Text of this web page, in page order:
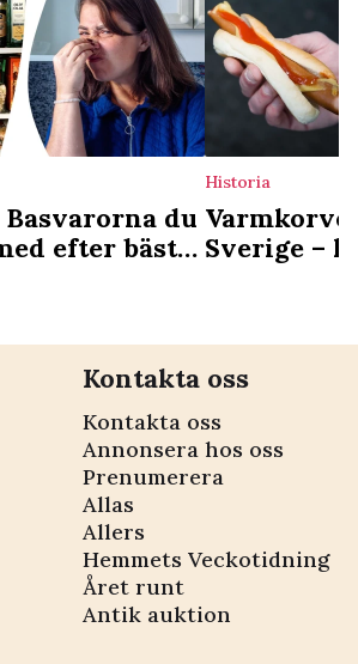
du
efter bäst
Historia
Sverige –
Kontakta oss
Kontakta oss
Annonsera hos oss
Prenumerera
Allas
Allers
Hemmets Veckotidning
Året runt
Antik auktion